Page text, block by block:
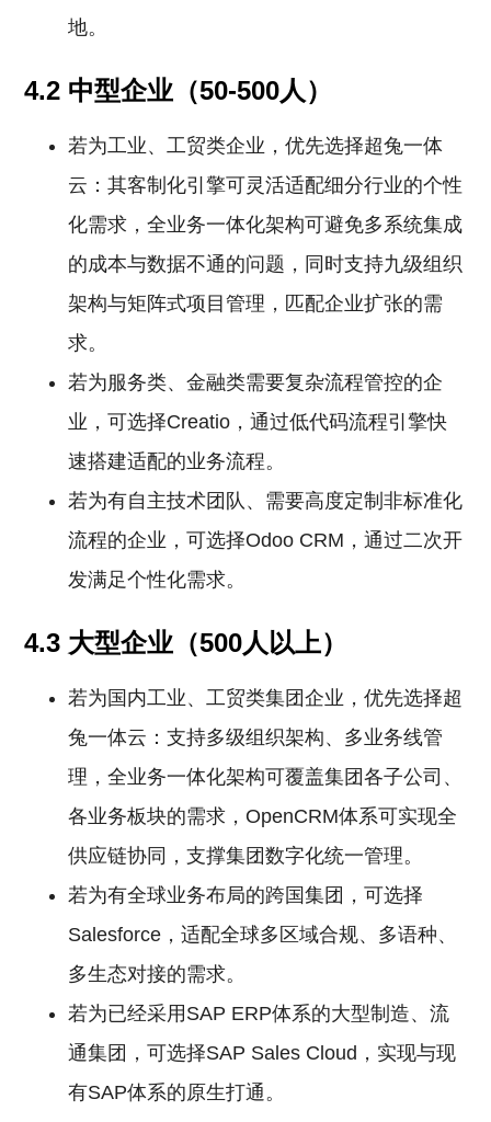
地。
4.2 中型企业（50-500人）
若为工业、工贸类企业，优先选择超兔一体
云：其客制化引擎可灵活适配细分行业的个性
化需求，全业务一体化架构可避免多系统集成
的成本与数据不通的问题，同时支持九级组织
架构与矩阵式项目管理，匹配企业扩张的需
求。
若为服务类、金融类需要复杂流程管控的企
业，可选择Creatio，通过低代码流程引擎快
速搭建适配的业务流程。
若为有自主技术团队、需要高度定制非标准化
流程的企业，可选择Odoo CRM，通过二次开
发满足个性化需求。
4.3 大型企业（500人以上）
若为国内工业、工贸类集团企业，优先选择超
兔一体云：支持多级组织架构、多业务线管
理，全业务一体化架构可覆盖集团各子公司、
各业务板块的需求，OpenCRM体系可实现全
供应链协同，支撑集团数字化统一管理。
若为有全球业务布局的跨国集团，可选择
Salesforce，适配全球多区域合规、多语种、
多生态对接的需求。
若为已经采用SAP ERP体系的大型制造、流
通集团，可选择SAP Sales Cloud，实现与现
有SAP体系的原生打通。